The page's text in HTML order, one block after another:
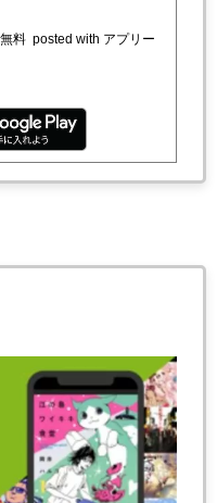
無料 posted with アプリー